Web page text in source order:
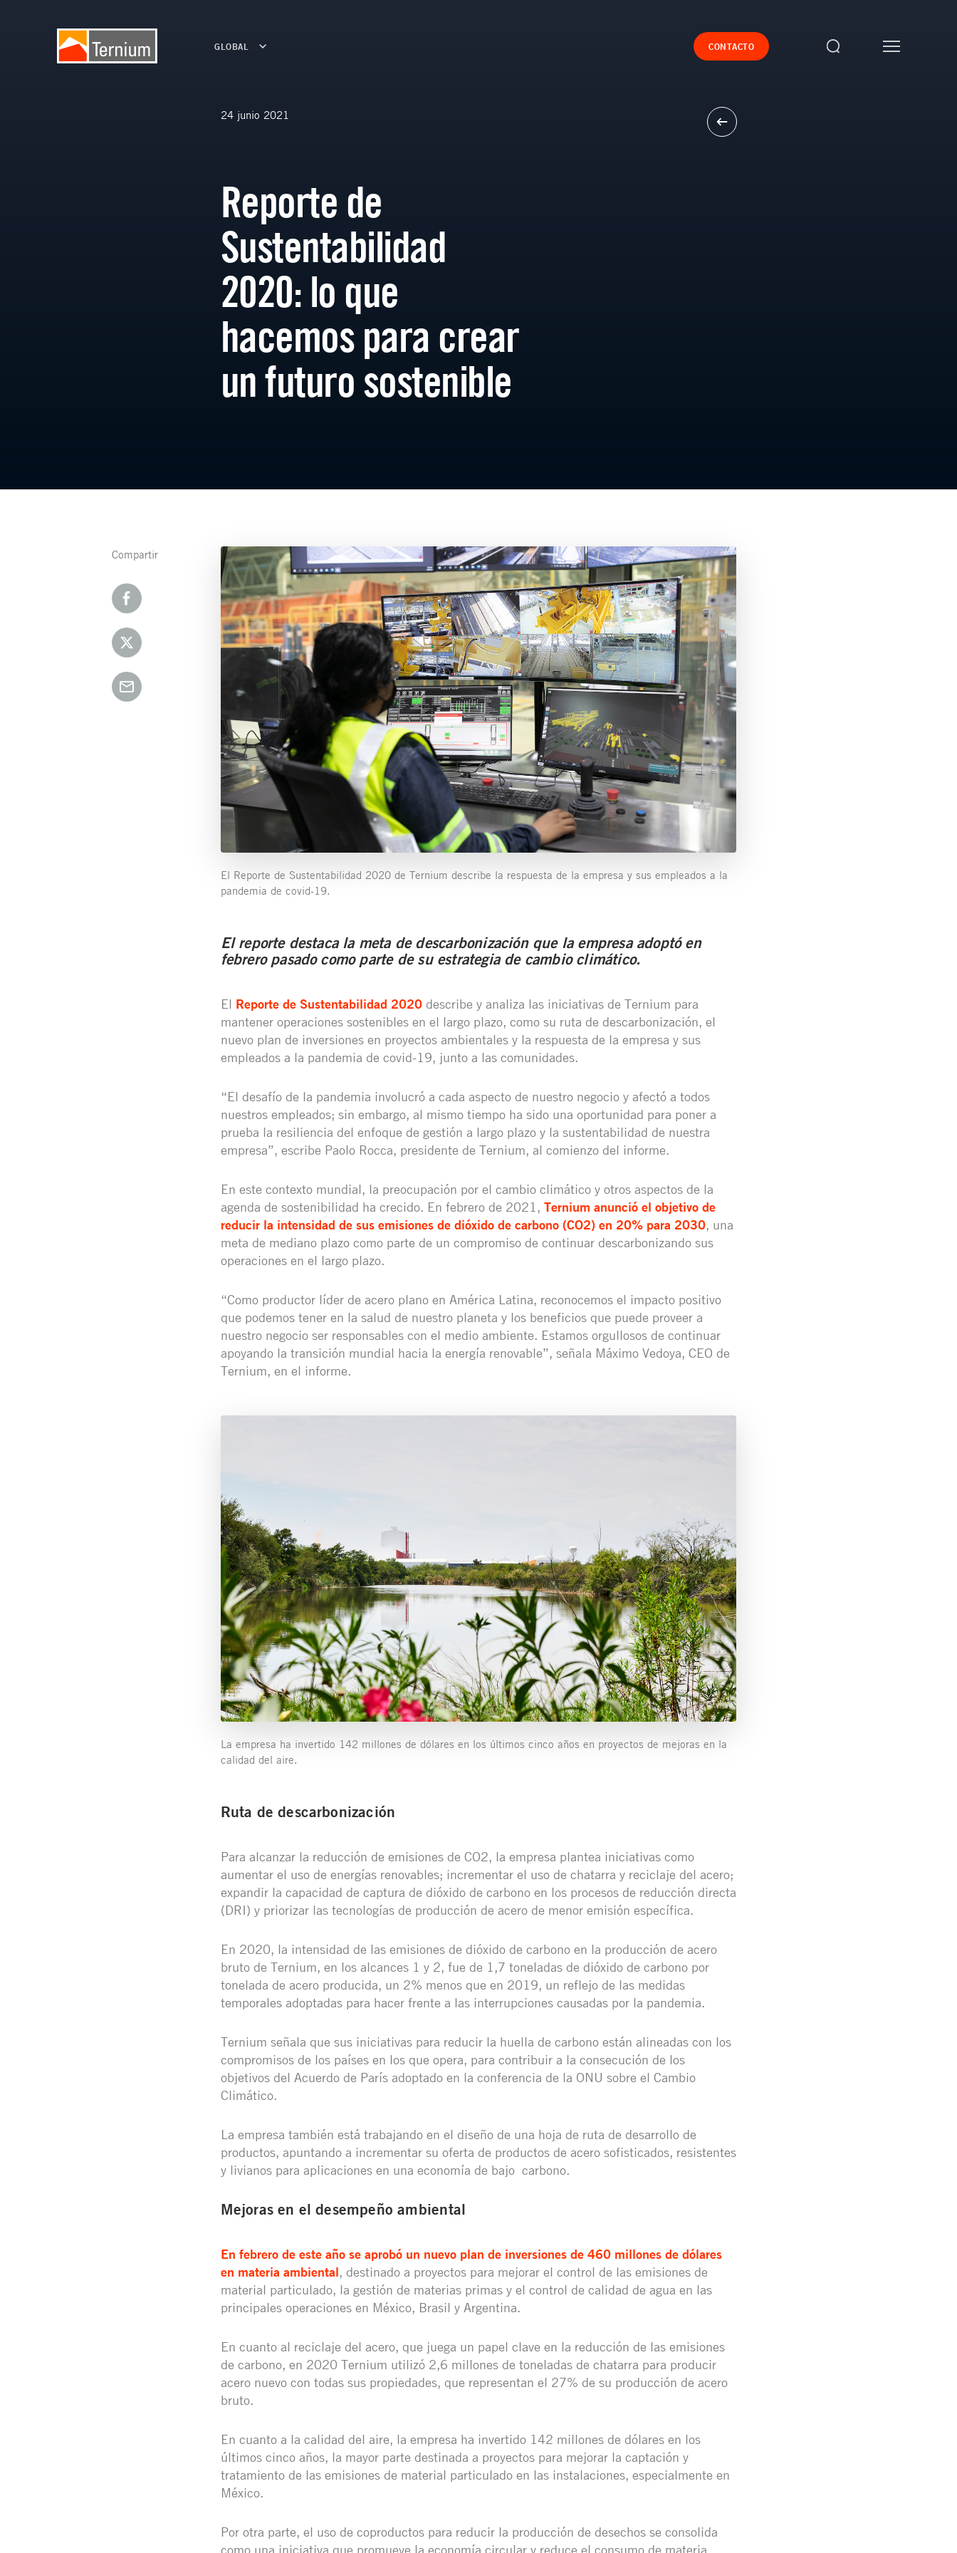
GLOBAL CONTACTO
24 junio 2021
Reporte de
Sustentabilidad
2020: lo que
hacemos para crear
un futuro sostenible
Compartir
El Reporte de Sustentabilidad 2020 de Ternium describe la respuesta de la empresa y sus empleados a la
pandemia de covid-19.
El reporte destaca la meta de descarbonización que la empresa adoptó en
febrero pasado como parte de su estrategia de cambio climático.
El Reporte de Sustentabilidad 2020describe y analiza las iniciativas de Ternium para
mantener operaciones sostenibles en el largo plazo, como su ruta de descarbonización, el
nuevo plan de inversiones en proyectos ambientales y la respuesta de la empresa y sus
empleados a la pandemia de covid-19, junto a las comunidades.
“El desafío de la pandemia involucró a cada aspecto de nuestro negocio y afectó a todos
nuestros empleados; sin embargo, al mismo tiempo ha sido una oportunidad para poner a
prueba la resiliencia del enfoque de gestión a largo plazo y la sustentabilidad de nuestra
empresa”, escribe Paolo Rocca, presidente de Ternium, al comienzo del informe.
En este contexto mundial, la preocupación por el cambio climático y otros aspectos de la
agenda de sostenibilidad ha crecido. En febrero de 2021, Ternium anunció el objetivo de
reducir la intensidad de sus emisiones de dióxido de carbono (CO2) en 20% para 2030, una
meta de mediano plazo como parte de un compromiso de continuar descarbonizando sus
operaciones en el largo plazo.
“Como productor líder de acero plano en América Latina, reconocemos el impacto positivo
que podemos tener en la salud de nuestro planeta y los beneficios que puede proveer a
nuestro negocio ser responsables con el medio ambiente. Estamos orgullosos de continuar
apoyando la transición mundial hacia la energía renovable”, señala Máximo Vedoya, CEO de
Ternium, en el informe.
La empresa ha invertido 142 millones de dólares en los últimos cinco años en proyectos de mejoras en la
calidad del aire.
Ruta de descarbonización
Para alcanzar la reducción de emisiones de CO2, la empresa plantea iniciativas como
aumentar el uso de energías renovables; incrementar el uso de chatarra y reciclaje del acero;
expandir la capacidad de captura de dióxido de carbono en los procesos de reducción directa
(DRI) y priorizar las tecnologías de producción de acero de menor emisión específica.
En 2020, la intensidad de las emisiones de dióxido de carbono en la producción de acero
bruto de Ternium, en los alcances 1 y 2, fue de 1,7 toneladas de dióxido de carbono por
tonelada de acero producida, un 2% menos que en 2019, un reflejo de las medidas
temporales adoptadas para hacer frente a las interrupciones causadas por la pandemia.
Ternium señala que sus iniciativas para reducir la huella de carbono están alineadas con los
compromisos de los países en los que opera, para contribuir a la consecución de los
objetivos del Acuerdo de París adoptado en la conferencia de la ONU sobre el Cambio
Climático.
La empresa también está trabajando en el diseño de una hoja de ruta de desarrollo de
productos, apuntando a incrementar su oferta de productos de acero sofisticados, resistentes
y livianos para aplicaciones en una economía de bajo carbono.
Mejoras en el desempeño ambiental
En febrero de este año se aprobó un nuevo plan de inversiones de 460 millones de dólares
en materia ambiental, destinado a proyectos para mejorar el control de las emisiones de
material particulado, la gestión de materias primas y el control de calidad de agua en las
principales operaciones en México, Brasil y Argentina.
En cuanto al reciclaje del acero, que juega un papel clave en la reducción de las emisiones
de carbono, en 2020 Ternium utilizó 2,6 millones de toneladas de chatarra para producir
acero nuevo con todas sus propiedades, que representan el 27% de su producción de acero
bruto.
En cuanto a la calidad del aire, la empresa ha invertido 142 millones de dólares en los
últimos cinco años, la mayor parte destinada a proyectos para mejorar la captación y
tratamiento de las emisiones de material particulado en las instalaciones, especialmente en
México.
Por otra parte, el uso de coproductos para reducir la producción de desechos se consolida
como una iniciativa que promueve la economía circular y reduce el consumo de materia